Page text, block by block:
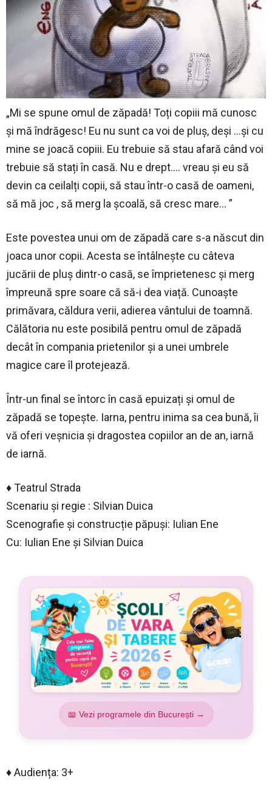
„Mi se spune omul de zăpadă! Toți copiii mă cunosc
și mă îndrăgesc! Eu nu sunt ca voi de pluș, deși …și cu
mine se joacă copiii. Eu trebuie să stau afară când voi
trebuie să stați în casă. Nu e drept…. vreau și eu să
devin ca ceilalți copii, să stau într-o casă de oameni,
să mă joc , să merg la școală, să cresc mare… ”
Este povestea unui om de zăpadă care s-a născut din
joaca unor copii. Acesta se întâlnește cu câteva
jucării de pluș dintr-o casă, se împrietenesc și merg
împreună spre soare că să-i dea viață. Cunoaște
primăvara, căldura verii, adierea vântului de toamnă.
Călătoria nu este posibilă pentru omul de zăpadă
decât în compania prietenilor și a unei umbrele
magice care îl protejează.
Într-un final se întorc în casă epuizați și omul de
zăpadă se topește. Iarna, pentru inima sa cea bună, îi
vă oferi veșnicia și dragostea copiilor an de an, iarnă
de iarnă.
♦️ Teatrul Strada
Scenariu și regie : Silvian Duica
Scenografie și construcție păpuși: Iulian Ene
Cu: Iulian Ene și Silvian Duica
📖 Vezi programele din București →
♦️ Audiența: 3+